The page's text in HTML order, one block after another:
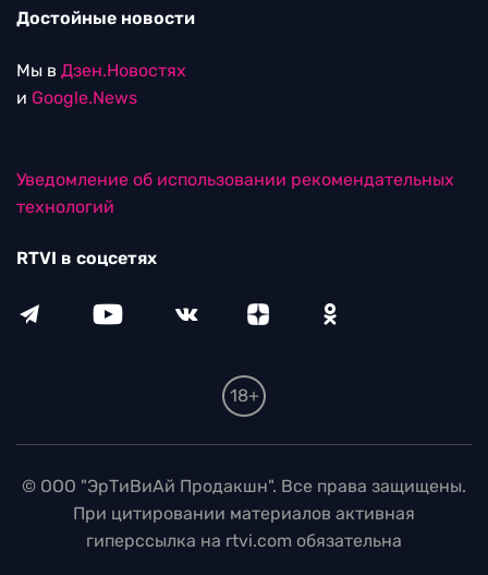
Достойные новости
Мы в Дзен.Новостях
и Google.News
Уведомление об использовании рекомендательных
технологий
RTVI в соцсетях
18+
© ООО "ЭрТиВиАй Продакшн". Все права защищены.
При цитировании материалов активная
гиперссылка на rtvi.com обязательна